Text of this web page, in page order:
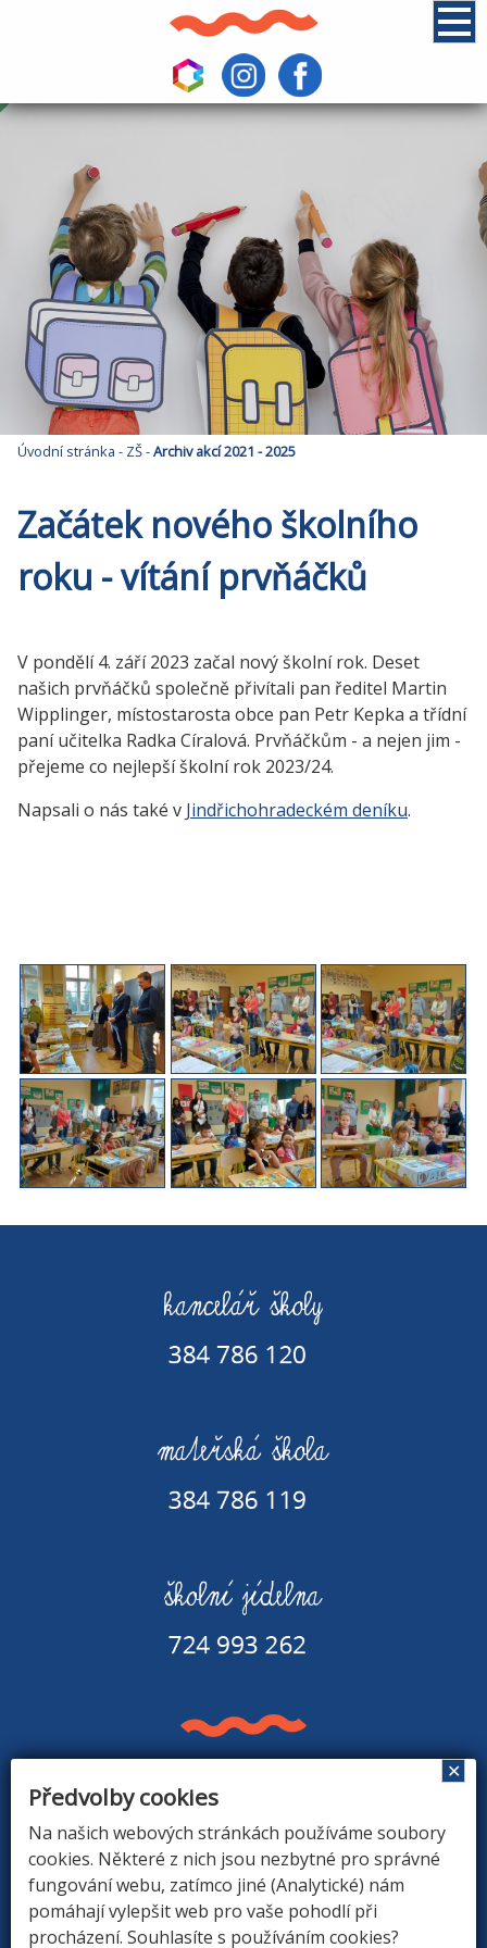
Úvodní stránka - ZŠ-Archiv akcí 2021 - 2025
Začátek nového školního
roku - vítání prvňáčků
V pondělí 4. září 2023 začal nový školní rok. Deset
našich prvňáčků společně přivítali pan ředitel Martin
Wipplinger, místostarosta obce pan Petr Kepka a třídní
paní učitelka Radka Círalová. Prvňáčkům - a nejen jim -
přejeme co nejlepší školní rok 2023/24.
Napsali o nás také v Jindřichohradeckém deníku.
Základní škola a Mateřská škola v Rapšachu
378 07 Rapšach 290
GPS souřadnice: 48.8779183N, 14.9374494E
ÚVOD|O ŠKOLE|ZÁKLADNÍ ŠKOLA|MATEŘSKÁ
Předvolby cookies
Na našich webových stránkách používáme soubory
cookies. Některé z nich jsou nezbytné pro správné
fungování webu, zatímco jiné (Analytické) nám
pomáhají vylepšit web pro vaše pohodlí při
procházení. Souhlasíte s používáním cookies?
✕